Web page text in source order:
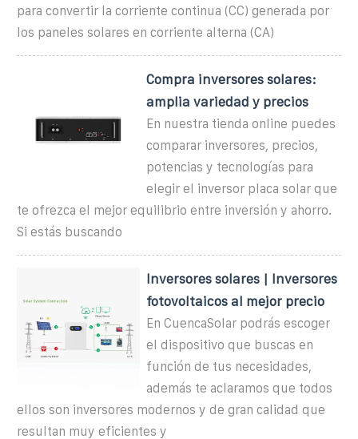
para convertir la corriente continua (CC) generada por
los paneles solares en corriente alterna (CA)
Compra inversores solares:
amplia variedad y precios
En nuestra tienda online puedes
comparar inversores, precios,
potencias y tecnologías para
elegir el inversor placa solar que
te ofrezca el mejor equilibrio entre inversión y ahorro.
Si estás buscando
Inversores solares | Inversores
fotovoltaicos al mejor precio
En CuencaSolar podrás escoger
el dispositivo que buscas en
función de tus necesidades,
además te aclaramos que todos
ellos son inversores modernos y de gran calidad que
resultan muy eficientes y